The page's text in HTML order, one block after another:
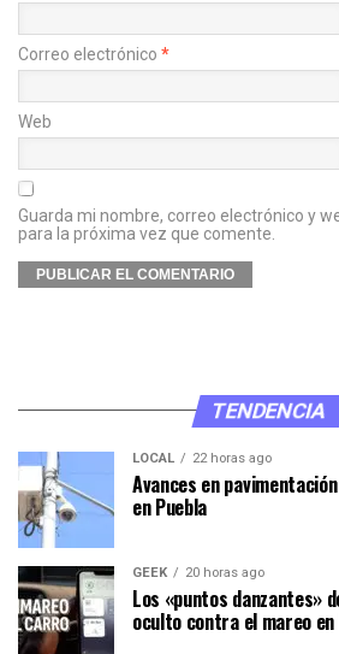
Correo electrónico *
Web
Guarda mi nombre, correo electrónico y
para la próxima vez que comente.
TENDENCIA
LOCAL 22 horas ago
Avances en
en Puebla
GEEK 20 horas ago
Los «puntos danzantes»
oculto contra el mareo en